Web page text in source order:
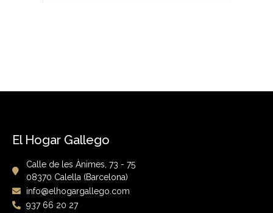
El Hogar Gallego
Calle de les Ànimes, 73 - 75
08370 Calella (Barcelona)
info@elhogargallego.com
937 66 20 27